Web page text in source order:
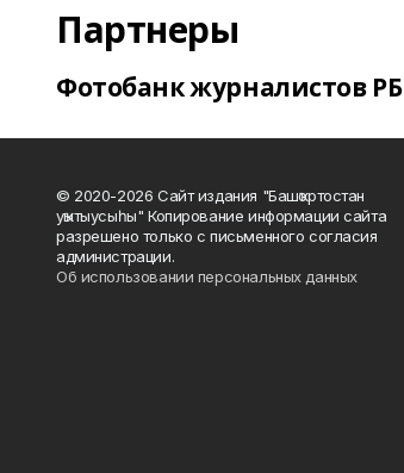
Партнеры
Фотобанк журналистов РБ
© 2020-2026 Сайт издания "Башҡортостан
уҡытыусыһы" Копирование информации сайта
разрешено только с письменного согласия
администрации.
Об использовании персональных данных